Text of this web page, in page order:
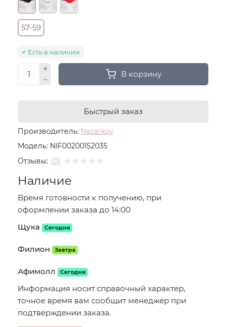
Производитель: Nazarkov
Модель: NIF00200152035
Отзывы: (0)
57-59
Есть в наличии
В корзину
Быстрый заказ
Наличие
Время готовности к получению, при
оформлении заказа до 14:00
Щука
Сегодня
Филион Завтра
Афимолл Сегодня
Информация носит справочный характер,
точное время вам сообщит менеджер при
подтверждении заказа.